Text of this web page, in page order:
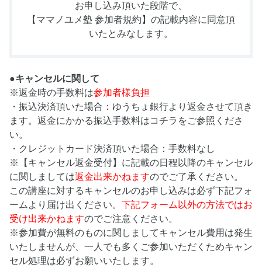
お申し込み頂いた段階で、
【ママノユメ塾 参加者規約】 の記載内容に同意頂
いたとみなします。
●キャンセルに関して
※返金時の手数料は参加者様負担
・振込決済頂いた場合：ゆうちょ銀行より返金させて頂き
ます。返金にかかる振込手数料はコチラをご参照くださ
い。
・クレジットカード決済頂いた場合：手数料なし
※【キャンセル返金受付】に記載の日程以降のキャンセル
に関しましては返金出来かねますのでご了承ください。
この講座に対するキャンセルのお申し込みは必ず下記フォ
ームより届け出ください。 下記フォーム以外の方法ではお
受け出来かねますのでご注意ください。
※参加費が無料のものに関しましてキャンセル費用は発生
いたしませんが、一人でも多くご参加いただくためキャン
セル処理は必ずお願いいたします。